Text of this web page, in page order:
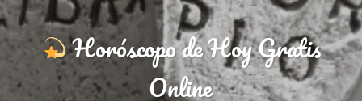
Horóscopo de Hoy Gratis
Online